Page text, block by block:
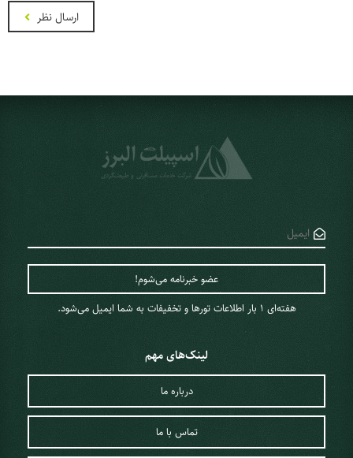
ارسال نظر
هفته‌ای 1 ‌بار اطلاعات تورها و تخفیفات به شما ایمیل می‌شود.
لینک‌های مهم
درباره ما
تماس با ما